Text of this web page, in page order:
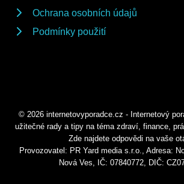
Ochrana osobních údajů
Podmínky použití
© 2026 internetovyporadce.cz - Internetový
užitečné rady a tipy na téma zdraví, finance,
Zde najdete odpovědi na vaše
Provozovatel: PR Yard media s.r.o., Adresa:
Nová Ves, IČ: 07840772, DIČ: